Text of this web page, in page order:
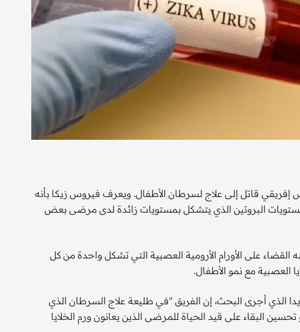
قاتل إلى علاج لسرطان الأطفال. ويعرف فيروس زيكا بأنه
مستويات البروتين الذي يتشكل بمستويات زائدة لدى مرضى بعض
القضاء على الأورام الأرومية العصبية التي تشكل واحدة من كل
مع نمو الأطفال.
الذي أجرى البحث، إن الفريق "في طليعة علاج السرطان الذي
البقاء على قيد الحياة للمرضى الذين يعانون ورم الخلايا